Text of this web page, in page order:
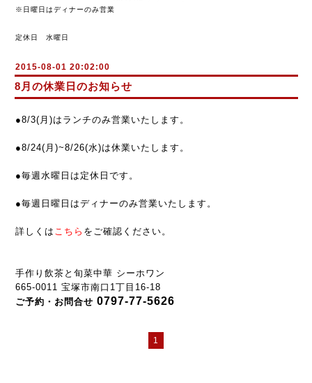
※日曜日はディナーのみ営業
定休日 水曜日
2015-08-01 20:02:00
8月の休業日のお知らせ
●8/3( 月 )は ランチのみ営業いたします。
●8/24( 月 )~8/26(水)は休業いたします。
●毎週水曜日は定休日です。
●毎週 日曜日はディナーのみ営業いたします。
詳しくは こちら をご確認ください。
手作り飲茶と旬菜中華 シーホワン
665-0011 宝塚市南口1丁目16-18
ご予約・お問合せ 0797-77-5626
1